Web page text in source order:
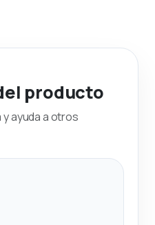
producto
ayuda a otros